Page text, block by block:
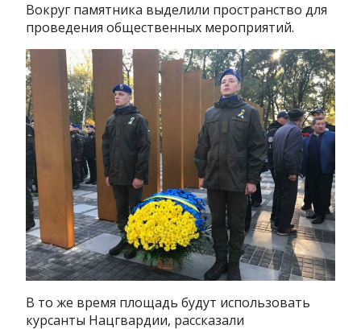
Вокруг памятника выделили пространство для
проведения общественных мероприятий.
В то же время площадь будут использовать
курсанты Нацгвардии, рассказали